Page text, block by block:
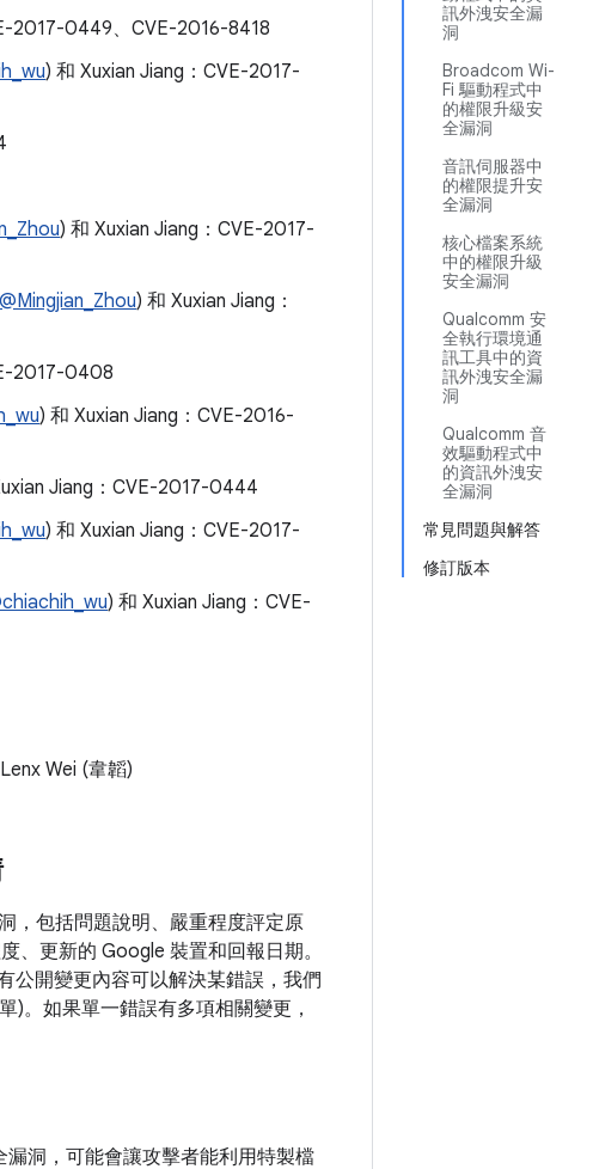
訊外洩安全漏
洞
Broadcom Wi-
Fi 驅動程式中
的權限升級安
全漏洞
音訊伺服器中
的權限提升安
全漏洞
核心檔案系統
中的權限升級
安全漏洞
Qualcomm 安
全執行環境通
訊工具中的資
訊外洩安全漏
洞
Qualcomm 音
效驅動程式中
的資訊外洩安
全漏洞
常見問題與解答
修訂版本
2017-0449、CVE-2016-8418
) 和 Xuxian Jiang：CVE-2017-
) 和 Xuxian Jiang：CVE-2017-
@Mingjian_Zhou) 和 Xuxian Jiang：
2017-0408
) 和 Xuxian Jiang：CVE-2016-
Jiang：CVE-2017-0444
) 和 Xuxian Jiang：CVE-2017-
) 和 Xuxian Jiang：CVE-
Wei (韋韜)
，包括問題說明、嚴重程度評定原
、更新的 Google 裝置和回報日期。
公開變更內容可以解決某錯誤，我們
)。如果單一錯誤有多項相關變更，
洞，可能會讓攻擊者能利用特製檔